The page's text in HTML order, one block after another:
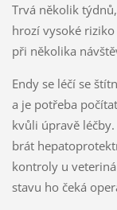
Trvá několik
hrozí vysoké
při několika
Endy se léčí se
a je potřeba
kvůli úpravě
brát
kontroly u
stavu ho čeká